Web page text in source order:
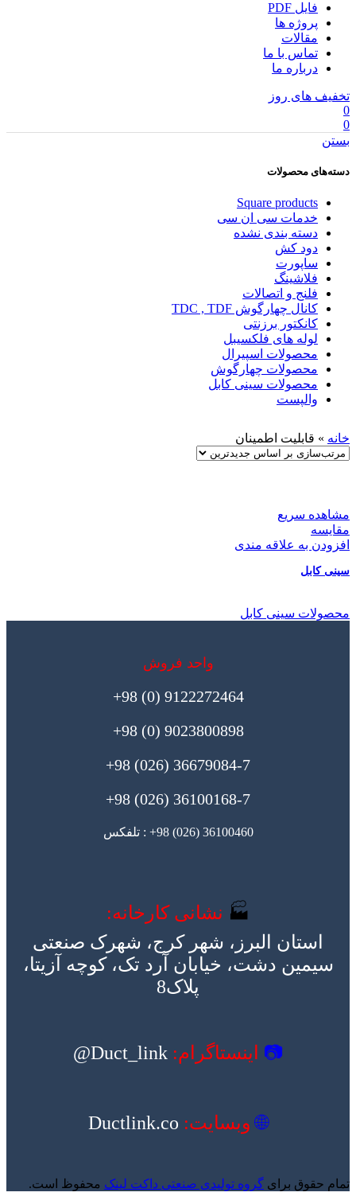
فایل PDF
پروژه ها
مقالات
تماس با ما
درباره ما
تخفیف های روز
0
0
بستن
دسته‌های محصولات
Square products
خدمات سی ان سی
دسته بندی نشده
دود کش
ساپورت
فلاشینگ
فلنج و اتصالات
کانال چهارگوش TDC , TDF
کانکتور برزنتی
لوله های فلکسیبل
محصولات اسپیرال
محصولات چهارگوش
محصولات سینی کابل
والپست
خانه » قابلیت اطمینان
مشاهده سریع
مقایسه
افزودن به علاقه مندی
سینی کابل
محصولات سینی کابل
واحد فروش
9122272464 (0) 98+
9023800898 (0) 98+
36679084-7 (026) 98+
36100168-7 (026) 98+
36100460 (026) 98+ : تلفکس
🏭 نشانی کارخانه:
استان البرز، شهر کرج، شهرک صنعتی
سیمین دشت، خیابان آرد تک، کوچه آزیتا،
پلاک8
📷 اینستاگرام:
🌐 وبسایت:
تمام حقوق برای گروه تولیدی صنعتی داکت لینک محفوظ است.